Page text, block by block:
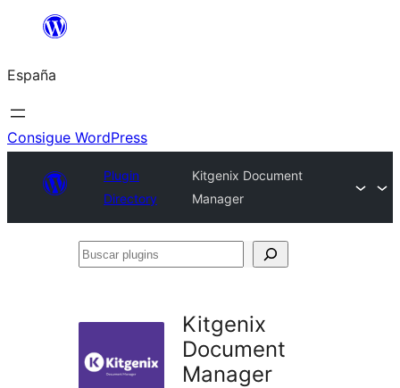
Saltar
contenido
España
Consigue WordPress
Plugin
Directory
Kitgenix Document
Manager
Buscar
Kitgenix
Document
Manager